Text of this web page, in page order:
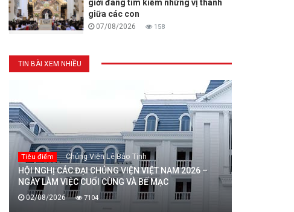
giới đang tìm kiếm những vị thánh
giữa các con
07/08/2026 158
TIN BÀI XEM NHIỀU
Tiêu điểm Chủng Viện Lê Bảo Tịnh
HỘI NGHỊ CÁC ĐẠI CHỦNG VIỆN VIỆT NAM 2026 –
NGÀY LÀM VIỆC CUỐI CÙNG VÀ BẾ MẠC
02/08/2026 7104